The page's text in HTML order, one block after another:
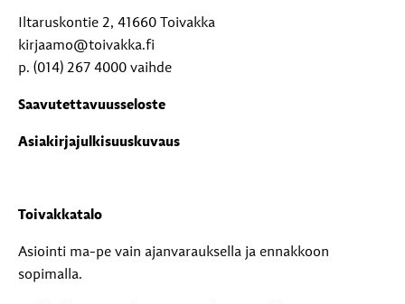
Iltaruskontie 2, 41660 Toivakka
kirjaamo@toivakka.fi
p. (014) 267 4000 vaihde
Saavutettavuusseloste
Asiakirjajulkisuuskuvaus
Toivakkatalo
Asiointi ma-pe vain ajanvarauksella ja ennakkoon
sopimalla.